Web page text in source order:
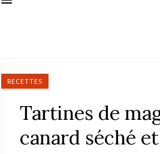
RECETTES
Tartines de
canard séché